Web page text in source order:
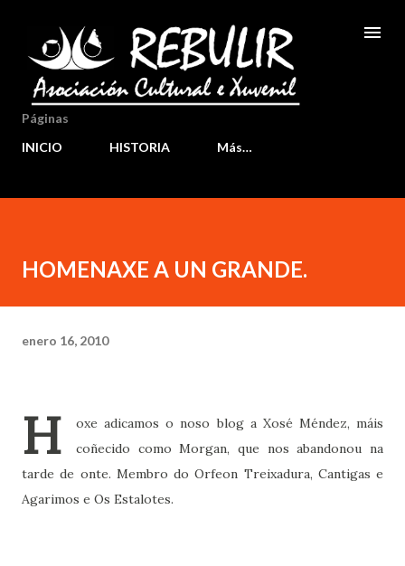
Ir al contenido principal
Páginas
INICIO
HISTORIA Más…
HOMENAXE A UN GRANDE.
enero 16, 2010
H
oxe adicamos o noso blog a Xosé Méndez, máis
coñecido como Morgan, que nos abandonou na
tarde de onte. Membro do Orfeon Treixadura, Cantigas e
Agarimos e Os Estalotes.